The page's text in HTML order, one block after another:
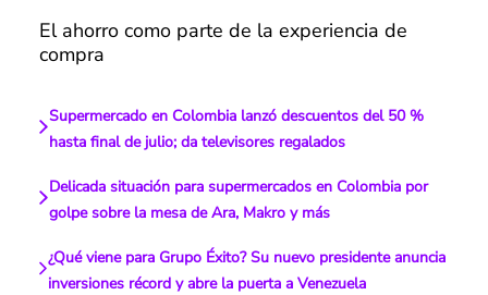
El ahorro como parte de la experiencia de
compra
Supermercado en Colombia lanzó descuentos del 50 %
hasta final de julio; da televisores regalados
Delicada situación para supermercados en Colombia por
golpe sobre la mesa de Ara, Makro y más
¿Qué viene para Grupo Éxito? Su nuevo presidente anuncia
inversiones récord y abre la puerta a Venezuela